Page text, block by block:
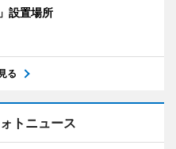
設置場所
る
トニュース